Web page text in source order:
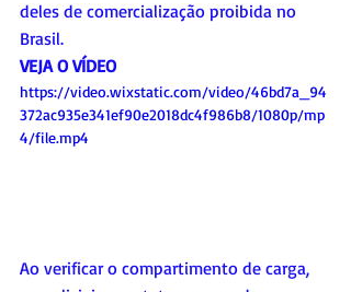
deles de comercialização proibida no
Brasil.
VEJA O VÍDEO
https://video.wixstatic.com/video/46bd7a_94
372ac935e341ef90e2018dc4f986b8/1080p/mp
4/file.mp4
Ao verificar o compartimento de carga,